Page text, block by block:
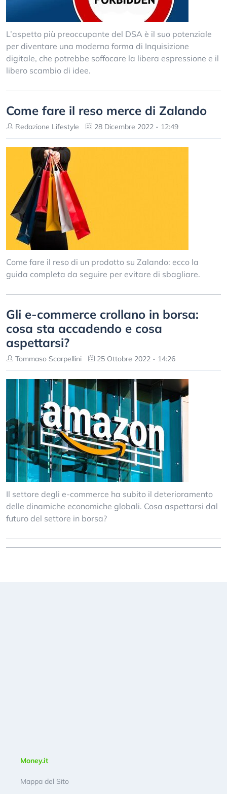
L’aspetto più preoccupante del DSA è il suo potenziale
per diventare una moderna forma di Inquisizione
digitale, che potrebbe soffocare la libera espressione e il
libero scambio di idee.
Come fare il reso merce di Zalando
Redazione Lifestyle 28 Dicembre 2022 - 12:49
Come fare il reso di un prodotto su Zalando: ecco la
guida completa da seguire per evitare di sbagliare.
Gli e-commerce crollano in borsa:
cosa sta accadendo e cosa
aspettarsi?
Tommaso Scarpellini 25 Ottobre 2022 - 14:26
Il settore degli e-commerce ha subito il deterioramento
delle dinamiche economiche globali. Cosa aspettarsi dal
futuro del settore in borsa?
Money.it
Mappa del Sito